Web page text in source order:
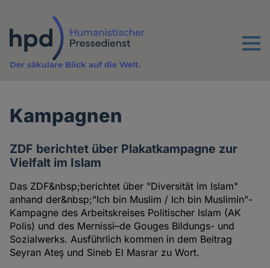
Inhalt
Menu
Der säkulare Blick auf die Welt.
Kampagnen
ZDF berichtet über Plakatkampagne zur
Vielfalt im Islam
Das ZDF&nbsp;berichtet über "Diversität im Islam"
anhand der&nbsp;"Ich bin Muslim / Ich bin Muslimin"-
Kampagne des Arbeitskreises Politischer Islam (AK
Polis) und des Mernissi–de Gouges Bildungs- und
Sozialwerks. Ausführlich kommen in dem Beitrag
Seyran Ateş und Sineb El Masrar zu Wort.